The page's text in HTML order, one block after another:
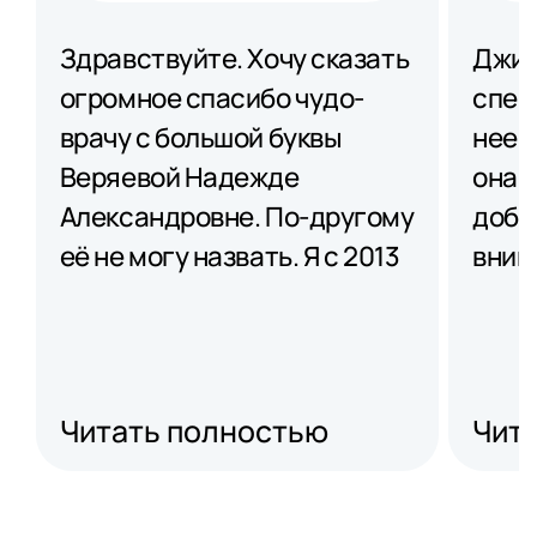
Здравствуйте. Хочу сказать
огромное спасибо чудо-
врачу с большой буквы
Веряевой Надежде
Александровне. По-другому
её не могу назвать. Я с 2013
, анализы​, таблетки,
бесконечное лечение. Уже
Читать полностью
нее
она